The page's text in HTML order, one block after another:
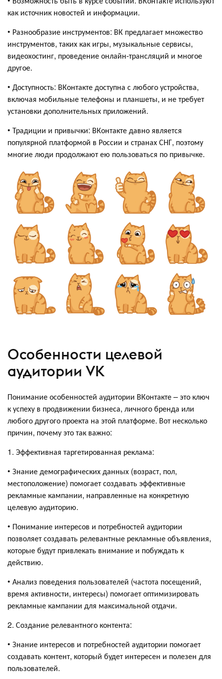
как источник новостей и информации.
• Разнообразие инструментов: ВК предлагает множество
инструментов, таких как игры, музыкальные сервисы,
видеохостинг, проведение онлайн-трансляций и многое
другое.
• Доступность: ВКонтакте доступна с любого устройства,
включая мобильные телефоны и планшеты, и не требует
установки дополнительных приложений.
• Традиции и привычки: ВКонтакте давно является
популярной платформой в России и странах СНГ, поэтому
многие люди продолжают ею пользоваться по привычке.
Особенности целевой
аудитории VK
Понимание особенностей аудитории ВКонтакте – это ключ
к успеху в продвижении бизнеса, личного бренда или
любого другого проекта на этой платформе. Вот несколько
причин, почему это так важно:
1. Эффективная таргетированная реклама:
• Знание демографических данных (возраст, пол,
местоположение) помогает создавать эффективные
рекламные кампании, направленные на конкретную
целевую аудиторию.
• Понимание интересов и потребностей аудитории
позволяет создавать релевантные рекламные объявления,
которые будут привлекать внимание и побуждать к
действию.
• Анализ поведения пользователей (частота посещений,
время активности, интересы) помогает оптимизировать
рекламные кампании для максимальной отдачи.
2. Создание релевантного контента:
• Знание интересов и потребностей аудитории помогает
создавать контент, который будет интересен и полезен для
пользователей.